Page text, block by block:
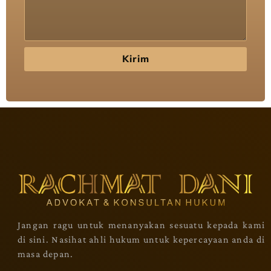
Kirim
Jangan ragu untuk menanyakan sesuatu kepada kami
di sini. Nasihat ahli hukum untuk kepercayaan anda di
masa depan.